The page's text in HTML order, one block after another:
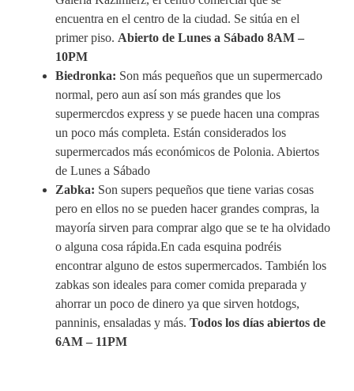
encuentra en el centro de la ciudad. Se sitúa en el
primer piso. Abierto de Lunes a Sábado 8AM –
10PM
Biedronka: Son más pequeños que un supermercado
normal, pero aun así son más grandes que los
supermercdos express y se puede hacen una compras
un poco más completa. Están considerados los
supermercados más económicos de Polonia. Abiertos
de Lunes a Sábado
Zabka: Son supers pequeños que tiene varias cosas
pero en ellos no se pueden hacer grandes compras, la
mayoría sirven para comprar algo que se te ha olvidado
o alguna cosa rápida.En cada esquina podréis
encontrar alguno de estos supermercados. También los
zabkas son ideales para comer comida preparada y
ahorrar un poco de dinero ya que sirven hotdogs,
panninis, ensaladas y más. Todos los días abiertos de
6AM – 11PM